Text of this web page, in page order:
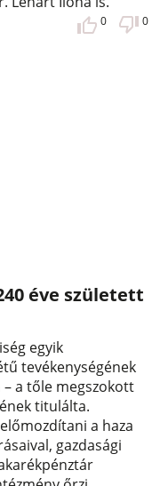
0 0
éve született
egyik
tevékenységének
a tőle megszokott
titulálta.
a haza
gazdasági